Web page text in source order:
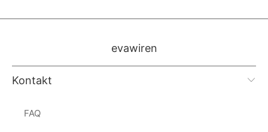
evawiren
Kontakt
FAQ